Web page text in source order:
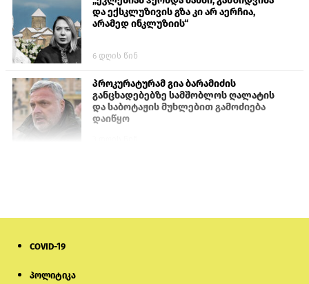
და ექსკლუზივის გზა კი არ აერჩია,
არამედ ინკლუზიის“
6 დღის წინ
პროკურატურამ გია ბარამიძის
განცხადებებზე სამშობლოს ღალატის
და საბოტაჟის მუხლებით გამოძიება
დაიწყო
COVID-19
პოლიტიკა